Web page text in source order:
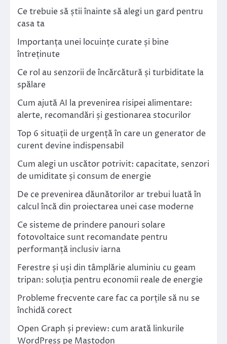
Ce trebuie să știi înainte să alegi un gard pentru
casa ta
Importanța unei locuințe curate și bine
întreținute
Ce rol au senzorii de încărcătură și turbiditate la
spălare
Cum ajută AI la prevenirea risipei alimentare:
alerte, recomandări și gestionarea stocurilor
Top 6 situații de urgență în care un generator de
curent devine indispensabil
Cum alegi un uscător potrivit: capacitate, senzori
de umiditate și consum de energie
De ce prevenirea dăunătorilor ar trebui luată în
calcul încă din proiectarea unei case moderne
Ce sisteme de prindere panouri solare
fotovoltaice sunt recomandate pentru
performanță inclusiv iarna
Ferestre și uși din tâmplărie aluminiu cu geam
tripan: soluția pentru economii reale de energie
Probleme frecvente care fac ca porțile să nu se
închidă corect
Open Graph și preview: cum arată linkurile
WordPress pe Mastodon